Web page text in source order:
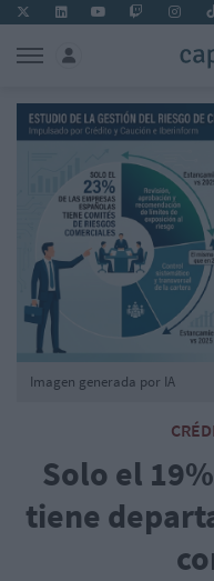
Solo el
tiene
Imagen generada por IA